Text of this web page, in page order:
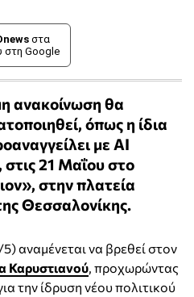
στα
στη Google
ανακοίνωση θα
όπως η ίδια
με ΑΙ
στις 21 Μαΐου στο
στην πλατεία
Θεσσαλονίκης.
αναμένεται να βρεθεί στον
Καρυστιανού , προχωρώντας
την ίδρυση νέου πολιτικού